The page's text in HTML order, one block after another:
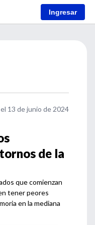
Ingresar
13 de junio de 2024
de la
que comienzan
tener peores
en la mediana